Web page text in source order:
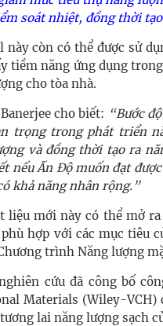
soát nhiệt, đồng thời
này còn có thể được sử
tiềm năng ứng dụng
cho tòa nhà.
cho biết: “Bước
trọng trong phát triển
và đồng thời tạo ra
nếu Ấn Độ muốn đạt
khả năng nhân rộng.”
liệu mới này có thể mở
hợp với các mục tiêu
trình Năng lượng
cứu đã công bố
Materials (Wiley-VCH)
lai năng lượng sạch